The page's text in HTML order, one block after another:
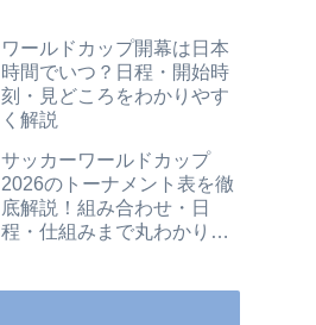
ワールドカップ開幕は日本
時間でいつ？日程・開始時
刻・見どころをわかりやす
く解説
サッカーワールドカップ
2026のトーナメント表を徹
底解説！組み合わせ・日
程・仕組みまで丸わかりガ